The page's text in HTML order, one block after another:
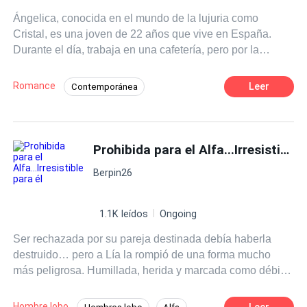
Ángelica, conocida en el mundo de la lujuria como
Cristal, es una joven de 22 años que vive en España.
Durante el día, trabaja en una cafetería, pero por la
voluntaria; ha caído en las garras de la mafia blanca.
Luciano De Lucca, un poderoso mafioso temido en toda
Ángelica. Algo extraño despierta en él, llevándolo a
enfrentarse a problemas con la misma mafia blanca.
Romance Contemporánea
CEO Traición Perdón
Despiadado
Leer
Prohibida para el Alfa...Irresistible para él
Berpin26
1.1K leídos Ongoing
Ser rechazada por su pareja destinada debía haberla
destruido… pero a Lía la rompió de una forma mucho
más peligrosa. Humillada, herida y marcada como débil
desprecio… hasta que algo dentro de ella despertó. Algo